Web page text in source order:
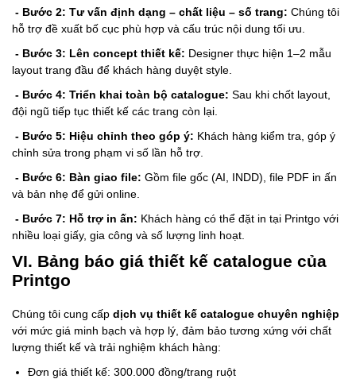
- Bước 2: Tư vấn định dạng – chất liệu – số trang: Chúng tôi
hỗ trợ đề xuất bố cục phù hợp và cấu trúc nội dung tối ưu.
- Bước 3: Lên concept thiết kế: Designer thực hiện 1–2 mẫu
layout trang đầu để khách hàng duyệt style.
- Bước 4: Triển khai toàn bộ catalogue: Sau khi chốt layout,
đội ngũ tiếp tục thiết kế các trang còn lại.
- Bước 5: Hiệu chỉnh theo góp ý: Khách hàng kiểm tra, góp ý
chỉnh sửa trong phạm vi số lần hỗ trợ.
- Bước 6: Bàn giao file: Gồm file gốc (AI, INDD), file PDF in ấn
và bản nhẹ để gửi online.
- Bước 7: Hỗ trợ in ấn: Khách hàng có thể đặt in tại Printgo với
nhiều loại giấy, gia công và số lượng linh hoạt.
VI. Bảng báo giá thiết kế catalogue của
Printgo
Chúng tôi cung cấp dịch vụ thiết kế catalogue chuyên nghiệp
với mức giá minh bạch và hợp lý, đảm bảo tương xứng với chất
lượng thiết kế và trải nghiệm khách hàng:
Đơn giá thiết kế: 300.000 đồng/trang ruột